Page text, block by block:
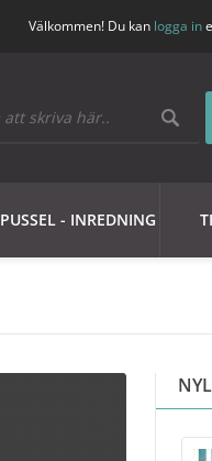
Välkommen! Du kan logga in
PUSSEL - INREDNING